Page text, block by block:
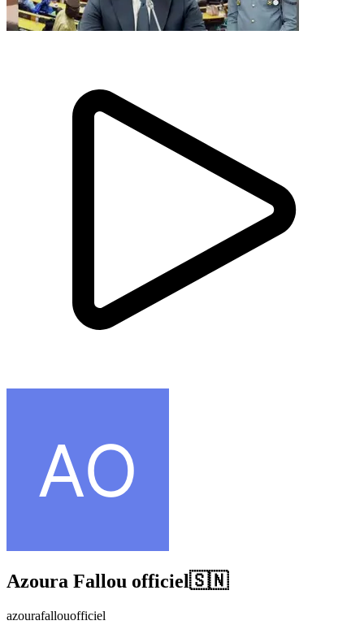
Azoura Fallou officiel🇸🇳
azourafallouofficiel